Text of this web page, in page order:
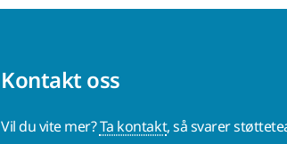
Kontakt oss
Vil du vite mer?Ta kontakt, så svarer